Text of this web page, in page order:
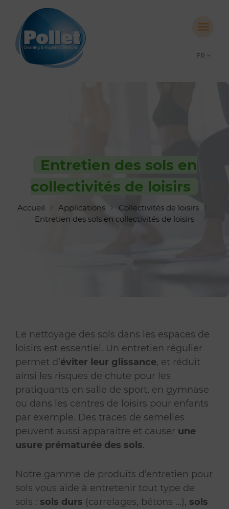
FR
Entretien des sols en
collectivités de loisirs
Accueil Applications
Collectivités de loisirs
Entretien des sols en collectivités de loisirs
Le nettoyage des sols dans les espaces de
loisirs est essentiel. Un entretien régulier
permet d’éviter leur glissance, et réduit
ainsi les risques de chute pour les
pratiquants en salle de sport, en gymnase
ou dans les centres de loisirs pour enfants
par exemple. Des traces de semelles
peuvent aussi apparaitre et causer une
usure prématurée des sols.
Notre gamme de produits d’entretien pour
sols vous aide à entretenir tout type de
sols : sols durs (carrelages, bétons …), sols